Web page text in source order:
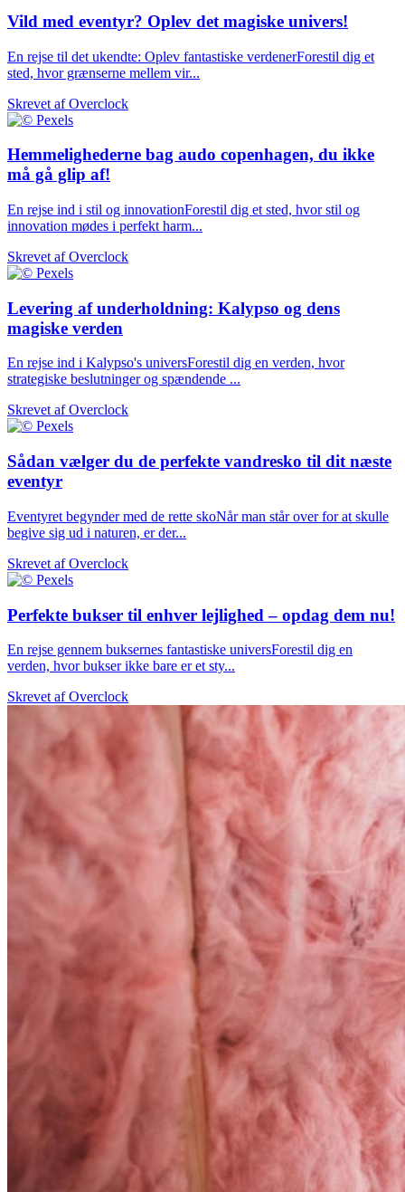
Vild med eventyr? Oplev det magiske univers!
En rejse til det ukendte: Oplev fantastiske verdenerForestil dig et
sted, hvor grænserne mellem vir...
Skrevet afOverclock
Hemmelighederne bag audo copenhagen, du ikke
må gå glip af!
En rejse ind i stil og innovationForestil dig et sted, hvor stil og
innovation mødes i perfekt harm...
Skrevet afOverclock
Levering af underholdning: Kalypso og dens
magiske verden
En rejse ind i Kalypso's universForestil dig en verden, hvor
strategiske beslutninger og spændende ...
Skrevet afOverclock
Sådan vælger du de perfekte vandresko til dit næste
eventyr
Eventyret begynder med de rette skoNår man står over for at skulle
begive sig ud i naturen, er der...
Skrevet afOverclock
Perfekte bukser til enhver lejlighed – opdag dem nu!
En rejse gennem buksernes fantastiske universForestil dig en
verden, hvor bukser ikke bare er et sty...
Skrevet afOverclock